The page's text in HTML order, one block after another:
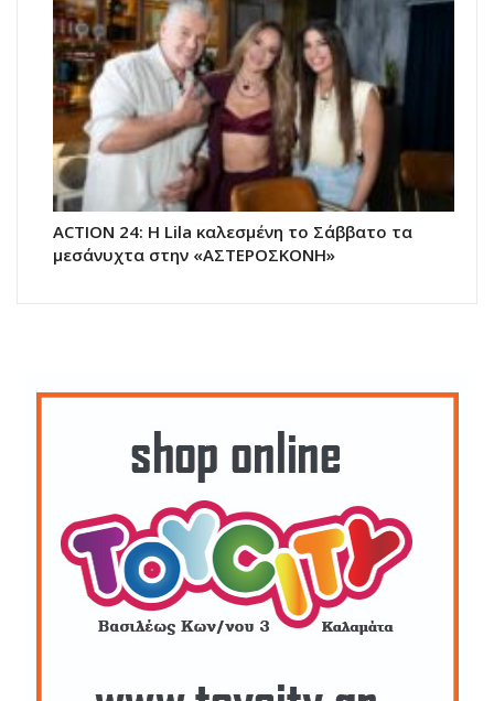
ACTION 24: Η Lila καλεσμένη το Σάββατο τα
μεσάνυχτα στην «ΑΣΤΕΡΟΣΚΟΝΗ»